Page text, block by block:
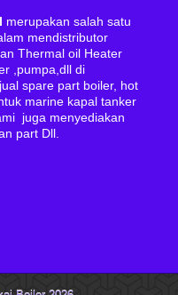
merupakan salah satu
mendistributor
Thermal oil Heater
,pumpa,dll di
spare part boiler, hot
marine kapal tanker
juga menyediakan
part Dll.